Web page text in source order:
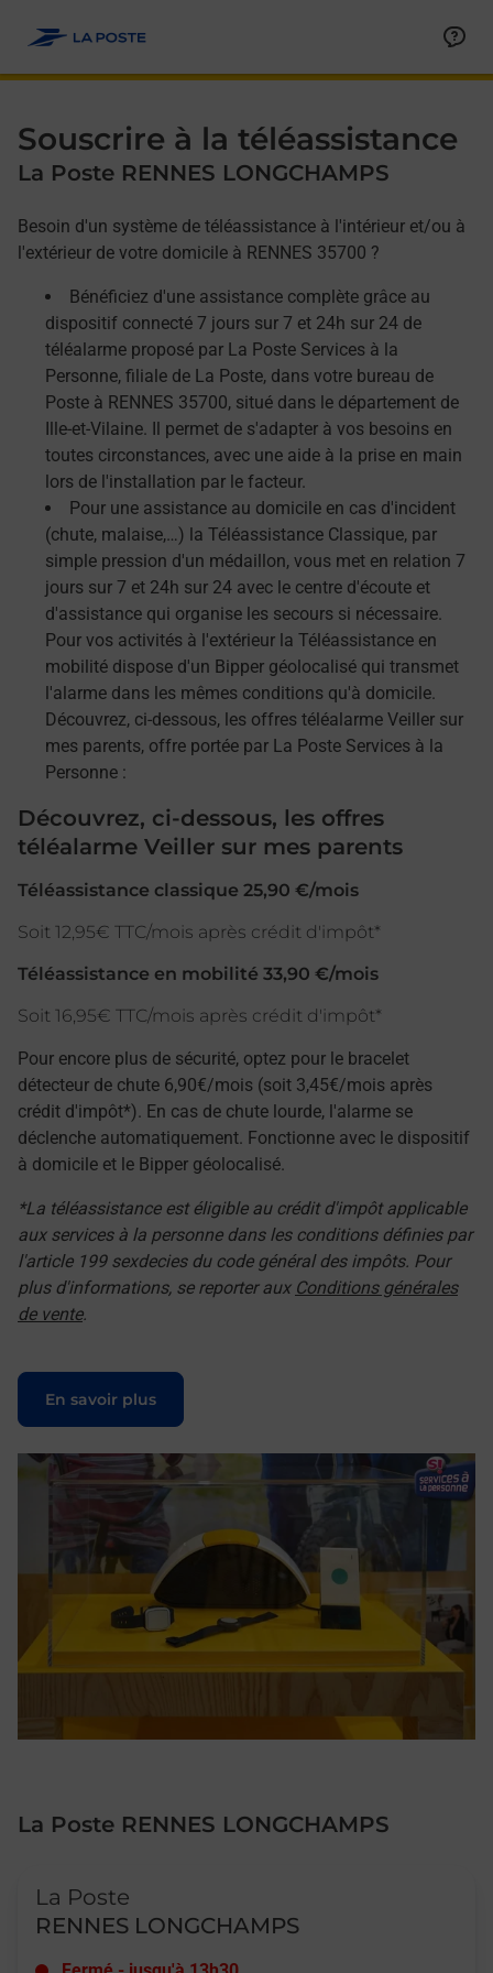
Souscrire à la téléassistance
La Poste RENNES LONGCHAMPS
Besoin d'un système de téléassistance à l'intérieur et/ou à
l'extérieur de votre domicile à RENNES 35700 ?
Bénéficiez d'une assistance complète grâce au
dispositif connecté 7 jours sur 7 et 24h sur 24 de
téléalarme proposé par La Poste Services à la
Personne, filiale de La Poste, dans votre bureau de
Poste à RENNES 35700, situé dans le département de
Ille-et-Vilaine. Il permet de s'adapter à vos besoins en
toutes circonstances, avec une aide à la prise en main
lors de l'installation par le facteur.
Pour une assistance au domicile en cas d'incident
(chute, malaise,…) la Téléassistance Classique, par
simple pression d'un médaillon, vous met en relation 7
jours sur 7 et 24h sur 24 avec le centre d'écoute et
d'assistance qui organise les secours si nécessaire.
Pour vos activités à l'extérieur la Téléassistance en
mobilité dispose d'un Bipper géolocalisé qui transmet
l'alarme dans les mêmes conditions qu'à domicile.
Découvrez, ci-dessous, les offres téléalarme Veiller sur
mes parents, offre portée par La Poste Services à la
Personne :
Découvrez, ci-dessous, les offres
téléalarme Veiller sur mes parents
Téléassistance classique 25,90 €/mois
Soit 12,95€ TTC/mois après crédit d'impôt*
Téléassistance en mobilité 33,90 €/mois
Soit 16,95€ TTC/mois après crédit d'impôt*
Pour encore plus de sécurité, optez pour le bracelet
détecteur de chute 6,90€/mois (soit 3,45€/mois après
crédit d'impôt*). En cas de chute lourde, l'alarme se
déclenche automatiquement. Fonctionne avec le dispositif
à domicile et le Bipper géolocalisé.
*La téléassistance est éligible au crédit d'impôt applicable
aux services à la personne dans les conditions définies par
l'article 199 sexdecies du code général des impôts. Pour
plus d'informations, se reporter aux Conditions générales
de vente.
En savoir plus
Le lien s'ouvre dans un nouvel onglet
La Poste RENNES LONGCHAMPS
La Poste
RENNES LONGCHAMPS